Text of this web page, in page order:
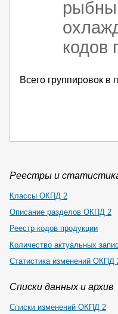
кодов
Всего группировок в
Реестры и
Классы ОКПД 2
Описание разделов ОКПД 2
Реестр кодов продукции
Количество актуальных
Статистика изменений ОКПД
Списки данных и архив
Списки изменений ОКПД 2